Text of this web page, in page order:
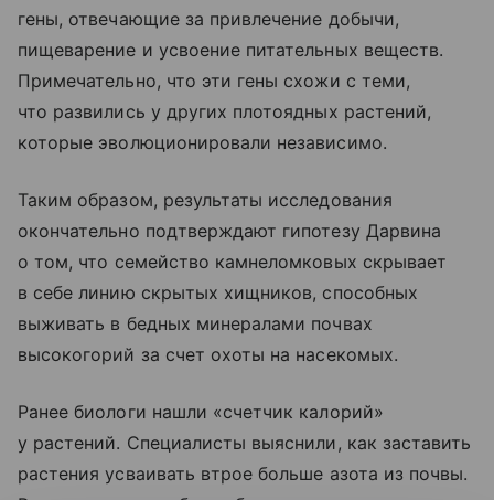
гены, отвечающие за привлечение добычи,
пищеварение и усвоение питательных веществ.
Примечательно, что эти гены схожи с теми,
что развились у других плотоядных растений,
которые эволюционировали независимо.
Таким образом, результаты исследования
окончательно подтверждают гипотезу Дарвина
о том, что семейство камнеломковых скрывает
в себе линию скрытых хищников, способных
выживать в бедных минералами почвах
высокогорий за счет охоты на насекомых.
Ранее биологи нашли «счетчик калорий»
у растений. Специалисты выяснили, как заставить
растения усваивать втрое больше азота из почвы.